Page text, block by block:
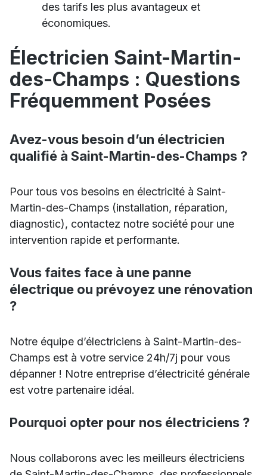
des tarifs les plus avantageux et
économiques.
Électricien Saint-Martin-
des-Champs : Questions
Fréquemment Posées
Avez-vous besoin d’un électricien
qualifié à Saint-Martin-des-Champs ?
Pour tous vos besoins en électricité à Saint-
Martin-des-Champs (installation, réparation,
diagnostic), contactez notre société pour une
intervention rapide et performante.
Vous faites face à une panne
électrique ou prévoyez une rénovation
?
Notre équipe d’électriciens à Saint-Martin-des-
Champs est à votre service 24h/7j pour vous
dépanner ! Notre entreprise d’électricité générale
est votre partenaire idéal.
Pourquoi opter pour nos électriciens ?
Nous collaborons avec les meilleurs électriciens